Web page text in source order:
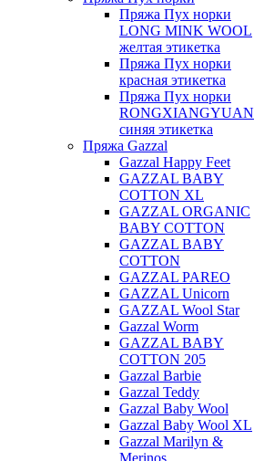
Пряжа Пух норки
LONG MINK WOOL
желтая этикетка
Пряжа Пух норки
красная этикетка
Пряжа Пух норки
RONGXIANGYUAN
синяя этикетка
Пряжа Gazzal
Gazzal Happy Feet
GAZZAL BABY
COTTON XL
GAZZAL ORGANIC
BABY COTTON
GAZZAL BABY
COTTON
GAZZAL PAREO
GAZZAL Unicorn
GAZZAL Wool Star
Gazzal Worm
GAZZAL BABY
COTTON 205
Gazzal Barbie
Gazzal Teddy
Gazzal Baby Wool
Gazzal Baby Wool XL
Gazzal Marilyn &
Merinos